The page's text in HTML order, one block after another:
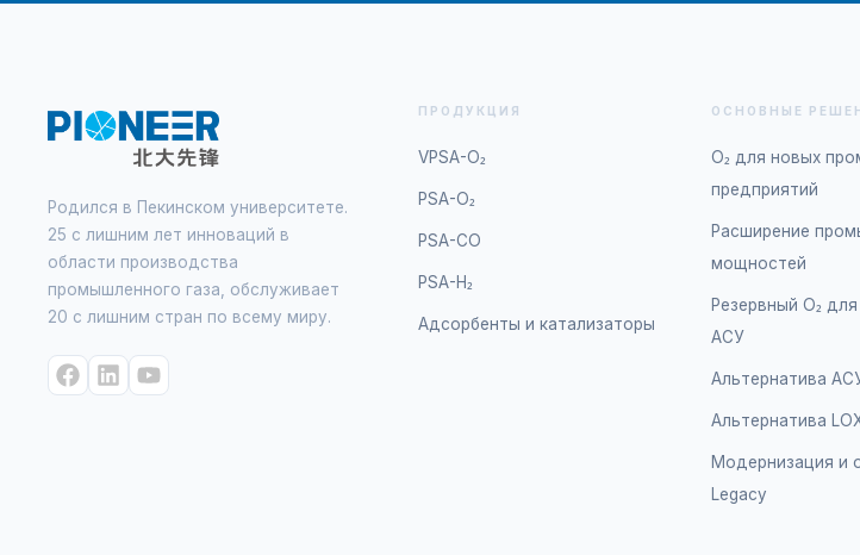
Родился в Пекинском университете.
25 с лишним лет инноваций в
области производства
промышленного газа, обслуживает
20 с лишним стран по всему миру.
ПРОДУКЦИЯ
VPSA-O₂
PSA-O₂
PSA-CO
PSA-H₂
Адсорбенты и катализаторы
ОСНОВНЫЕ
O₂ для новых
предприятий
Расширение
мощностей
Резервный O₂
АСУ
Альтернатива
Альтернатива
Модернизация и
Legacy